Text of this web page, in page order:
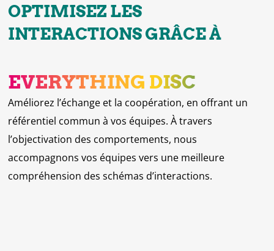
OPTIMISEZ LES
INTERACTIONS GRÂCE À
EVERYTHING DISC
Améliorez l’échange et la coopération, en offrant un
référentiel commun à vos équipes. À travers
l’objectivation des comportements, nous
accompagnons vos équipes vers une meilleure
compréhension des schémas d’interactions.